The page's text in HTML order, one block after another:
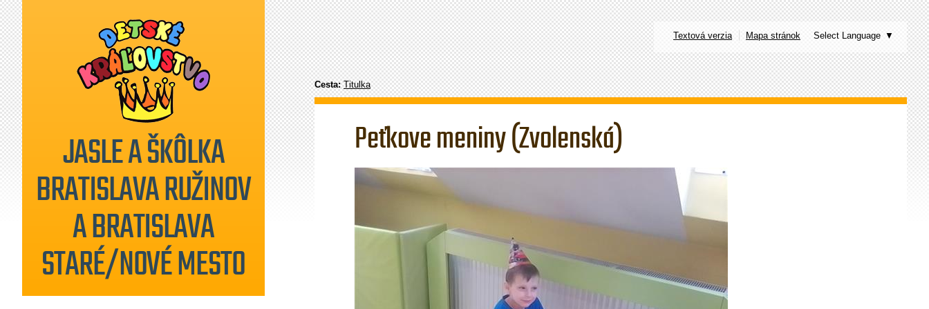
Textová verzia Mapa stránok Select Language ▼
JASLE A ŠKÔLKA
BRATISLAVA RUŽINOV
A BRATISLAVA
STARÉ/NOVÉ MESTO
Cesta:Titulka
Peťkove meniny (Zvolenská)